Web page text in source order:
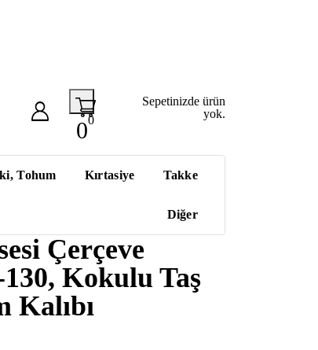
00
Sepetinizde ürün
yok.
Tohum Kırtasiye Takke
Diğer
Çerçeve
Kokulu Taş
Kalıbı